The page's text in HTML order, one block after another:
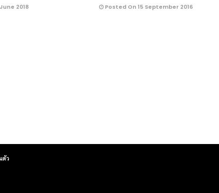
2018 Posted On 15 September 2016
ตัว